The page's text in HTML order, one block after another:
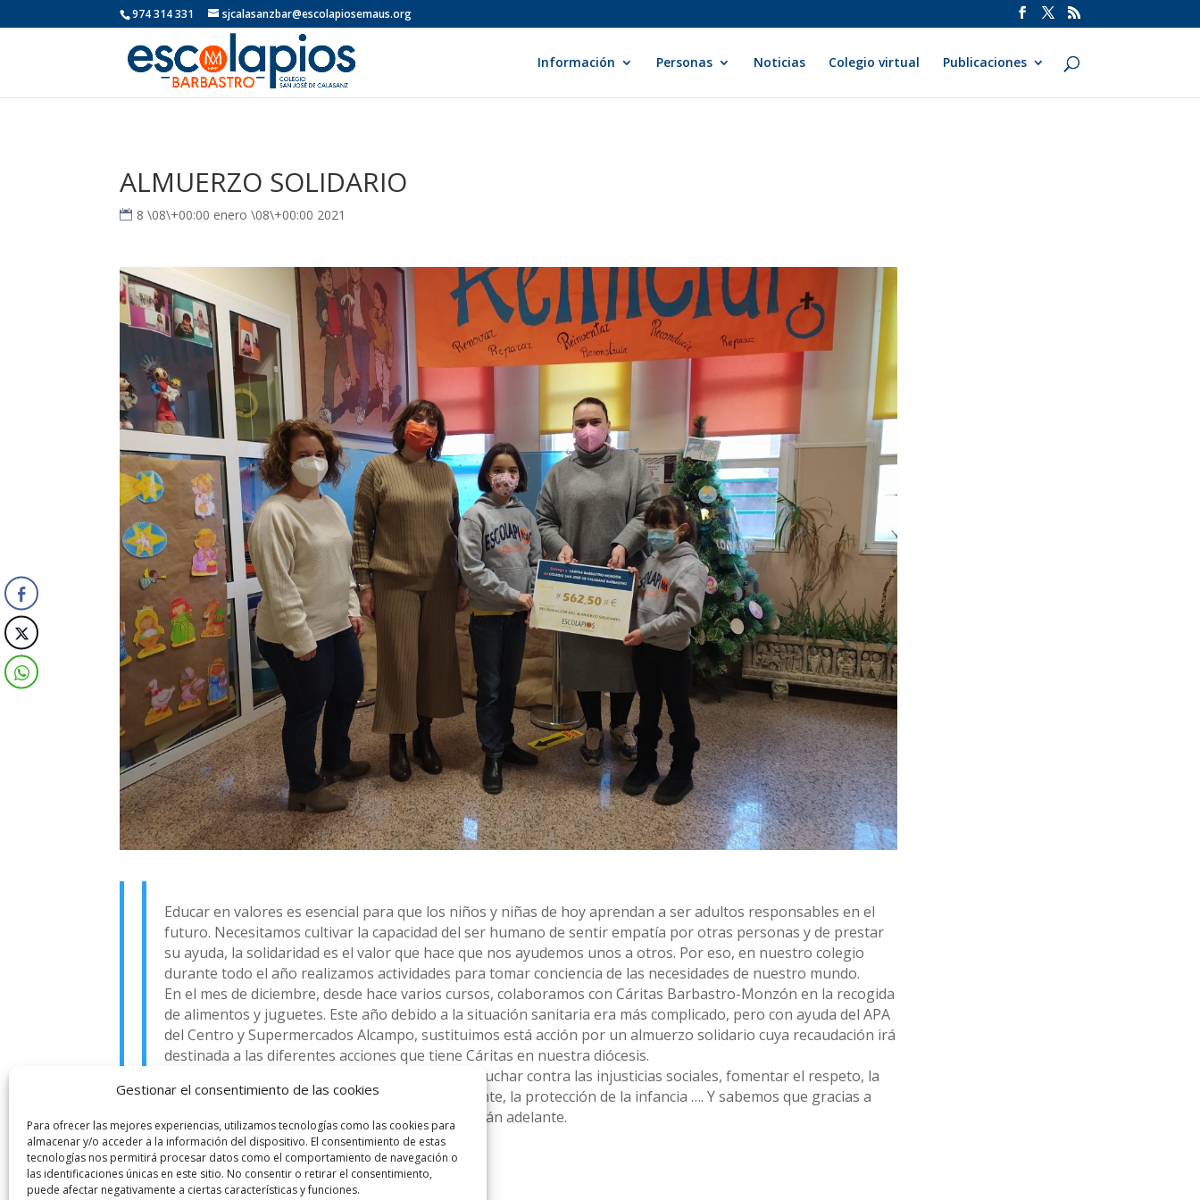
Gestionar el consentimiento de las cookies
Para ofrecer las mejores experiencias, utilizamos tecnologías como las cookies para
almacenar y/o acceder a la información del dispositivo. El consentimiento de estas
tecnologías nos permitirá procesar datos como el comportamiento de navegación o
las identificaciones únicas en este sitio. No consentir o retirar el consentimiento,
puede afectar negativamente a ciertas características y funciones.
974 314 331 sjcalasanzbar@escolapiosemaus.org
Información Personas Noticias Colegio virtual Publicaciones
ALMUERZO SOLIDARIO
8 \08\+00:00 enero \08\+00:00 2021
Educar en valores es esencial para que los niños y niñas de hoy aprendan a ser adultos responsables en el
futuro. Necesitamos cultivar la capacidad del ser humano de sentir empatía por otras personas y de prestar
su ayuda, la solidaridad es el valor que hace que nos ayudemos unos a otros. Por eso, en nuestro colegio
durante todo el año realizamos actividades para tomar conciencia de las necesidades de nuestro mundo.
En el mes de diciembre, desde hace varios cursos, colaboramos con Cáritas Barbastro-Monzón en la recogida
de alimentos y juguetes. Este año debido a la situación sanitaria era más complicado, pero con ayuda del APA
del Centro y Supermercados Alcampo, sustituimos está acción por un almuerzo solidario cuya recaudación irá
destinada a las diferentes acciones que tiene Cáritas en nuestra diócesis.
Comenzamos un nuevo año, con nuevos retos: luchar contra las injusticias sociales, fomentar el respeto, la
igualdad de género, el cuidado del medio ambiente, la protección de la infancia …. Y sabemos que gracias a
toda nuestra Comunidad Educativa seguro saldrán adelante.